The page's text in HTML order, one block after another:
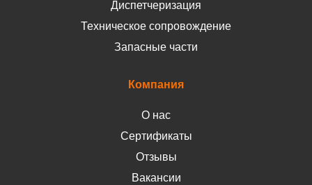
Диспетчеризация
Техническое сопровождение
Запасные части
Компания
О нас
Сертификаты
Отзывы
Вакансии